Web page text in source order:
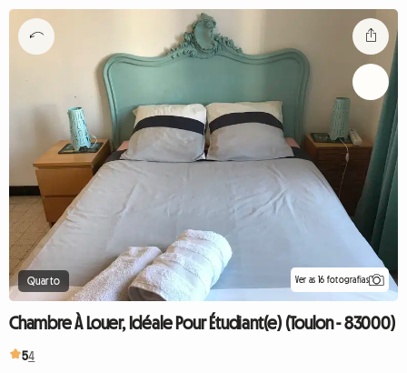
Quarto Ver as 16 fotografias
Chambre À Louer, Idéale Pour Étudiant(e) (Toulon - 83000)
54